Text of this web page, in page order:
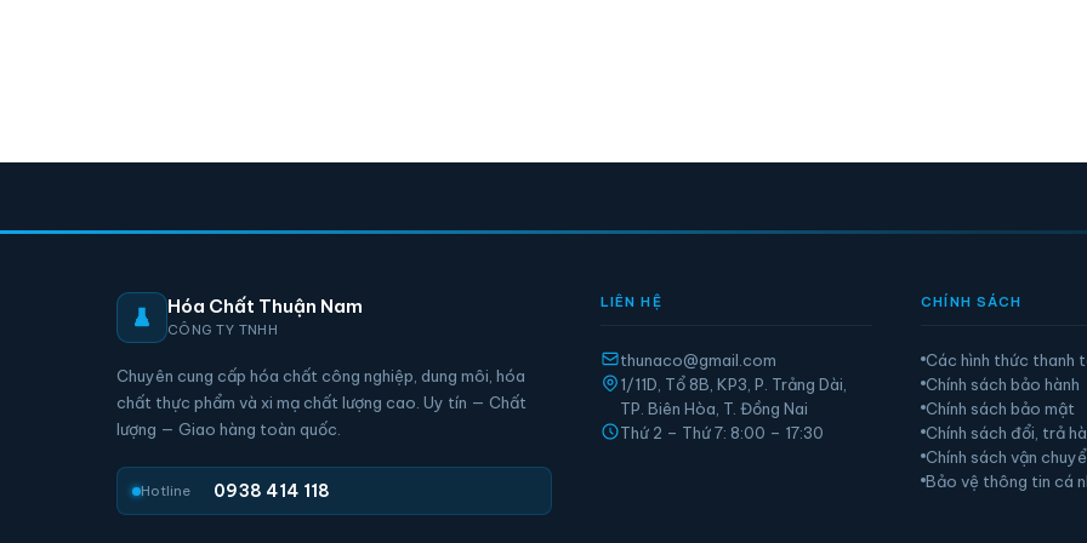
Hóa Chất Thuận Nam
CÔNG TY TNHH
Chuyên cung cấp hóa chất công nghiệp, dung môi, hóa
chất thực phẩm và xi mạ chất lượng cao. Uy tín — Chất
lượng — Giao hàng toàn quốc.
Hotline 0938 414 118
LIÊN HỆ
thunaco@gmail.com
1/11D, Tổ 8B, KP3, P. Trảng Dài,
TP. Biên Hòa, T. Đồng Nai
Thứ 2 – Thứ 7: 8:00 – 17:30
CHÍNH SÁCH
Các hình thức thanh
Chính sách bảo hành
Chính sách bảo mật
Chính sách đổi, trả
Chính sách vận
Bảo vệ thông tin cá